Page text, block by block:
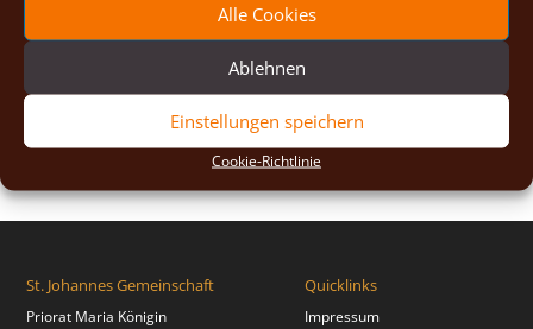
Alle Cookies
Ablehnen
Einstellungen speichern
Cookie-Richtlinie
2020(2)
St. Johannes Gemeinschaft
Priorat Maria Königin
Quicklinks
Impressum